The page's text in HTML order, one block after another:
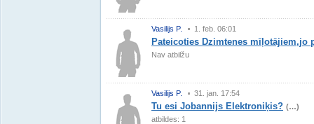
Vasilijs P. 1. feb. 06:01
Pateicoties Dzimtenes mīļotājiem,jo
Nav atbilžu
Vasilijs P. 31. jan. 17:54
Tu esi Jobannijs Elektroniķis? (…)
atbildes: 1